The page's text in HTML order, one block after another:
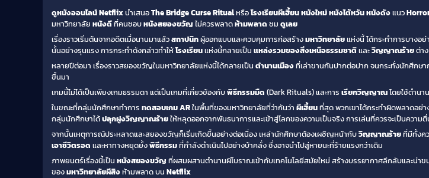
ดูหนังออนไลน์NetflixนำเสนอThe Bridge Curse Ritualหรือโรงเรียนผีเฮี้ยนหนังใหม่หนังไต้หวันหนังดังแนว
มหาวิทยาลัย หนังดีที่คนชอบหนังสยองขวัญไม่ควรพลาดห้ามพลาด ชม ดูเลย
เรื่องราวเริ่มต้นจากอดีตเมื่อนานมาแล้วสถาปนิกผู้ออกแบบและควบคุมการก่อสร้างมหาวิทยาลัยแห่งนี้ ได้กระทำการบางอย่
นั้นอย่างรุนแรง การกระทำดังกล่าวทำให้โรงเรียนแห่งนี้กลายเป็น แหล่งรวมของสิ่งเหนือธรรมชาติและวิญญาณร้ายต่า
หลายปีต่อมา เรื่องราวสยองขวัญในมหาวิทยาลัยแห่งนี้ได้กลายเป็น ตำนานเมืองที่เล่าขานกันปากต่อปาก จนกระทั่งนักศึกษา
ขึ้นมา
เกมนี้ไม่ได้เป็นเพียงเกมธรรมดา แต่เป็นเกมที่เกี่ยวข้องกับพิธีกรรมมืด (Dark Rituals) และการ เรียกวิญญาณโดยใช้ตำน
ในขณะที่กลุ่มนักศึกษาทำการ ทดสอบเกม ARในพื้นที่ของมหาวิทยาลัยที่ว่ากันว่า ผีเฮี้ยนที่สุด พวกเขาได้กระทำผิดพลาดอย่
กลุ่มนักศึกษาได้ปลุกฝูงวิญญาณร้ายให้หลุดออกจากพันธนาการและเข้าสู่โลกของความเป็นจริง การเล่นที่ควรจะเป็นความ
จากนั้นเหตุการณ์ประหลาดและสยองขวัญก็เริ่มเกิดขึ้นอย่างต่อเนื่อง เหล่านักศึกษาต้องเผชิญหน้ากับวิญญาณร้ายที่มีทั้งค
เอาชีวิตรอด และหาทางหยุดยั้งพิธีกรรมที่กำลังดำเนินไปอย่างบ้าคลั่ง ซึ่งอาจนำไปสู่หายนะที่ร้ายแรงกว่าเดิม
ภาพยนตร์เรื่องนี้เป็น หนังสยองขวัญ ที่ผสมผสานตำนานผีโบราณเข้ากับเทคโนโลยีสมัยใหม่ สร้างบรรยากาศลึกลับและน่า
ของมหาวิทยาลัยผีสิงห้ามพลาด บน Netflix